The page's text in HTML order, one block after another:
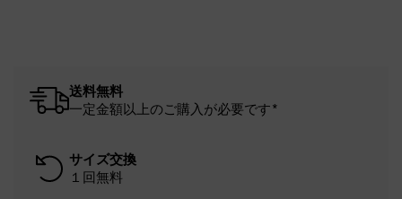
送料無料
一定金額以上のご購入が必要です*
サイズ交換
１回無料